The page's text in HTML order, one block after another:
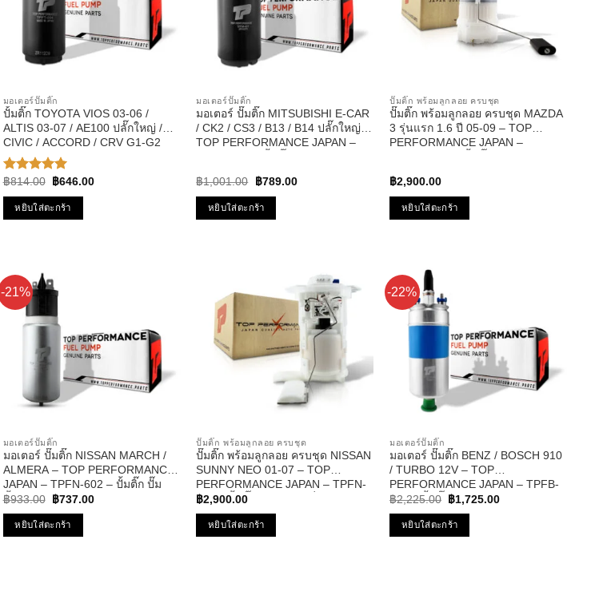
มอเตอร์ปั๊มติ๊ก
ปั้มติ๊ก TOYOTA VIOS 03-06 /
ALTIS 03-07 / AE100 ปลั๊กใหญ่ /
CIVIC / ACCORD / CRV G1-G2
รหัส TPFT-004 – TOP
PERFPRMANCE JAPAN
ให้คะแนน
5.00ตั้งแต่
1-5
คะแนน
฿814.00 Original
was:
฿814.00.
฿646.00Current
หยิบใส่ตะกร้า
มอเตอร์ปั๊มติ๊ก
มอเตอร์ ปั๊มติ๊ก MITSUBISHI E-CAR
/ CK2 / CS3 / B13 / B14 ปลั๊กใหญ่ –
TOP PERFORMANCE JAPAN –
฿1,001.00
Original
was:
฿1,001.00.
฿789.00Current
หยิบใส่ตะกร้า
ปั๊มติ๊ก พร้อมลูกลอย ครบชุด
ปั๊มติ๊ก พร้อมลูกลอย ครบชุด MAZDA
3 รุ่นแรก 1.6 ปี 05-09 – TOP
PERFORMANCE JAPAN –
฿2,900.00
หยิบใส่ตะกร้า
-21%
มอเตอร์ปั๊มติ๊ก
มอเตอร์ ปั๊มติ๊ก NISSAN MARCH /
ALMERA – TOP PERFORMANCE
JAPAN – TPFN-602 – ปั้มติ๊ก ปั๊ม
น้ำมัน นิสสัน มาร์ช อัลเมร่า
฿933.00 Original
was:
฿933.00.
฿737.00Current
หยิบใส่ตะกร้า
ปั๊มติ๊ก พร้อมลูกลอย ครบชุด
ปั๊มติ๊ก พร้อมลูกลอย ครบชุด NISSAN
SUNNY NEO 01-07 – TOP
PERFORMANCE JAPAN – TPFN-
965 – ปั้มติ๊ก นิสสัน ซันนี่ นีโอ
฿2,900.00
หยิบใส่ตะกร้า
-22%
มอเตอร์ปั๊มติ๊ก
มอเตอร์ ปั๊มติ๊ก BENZ / BOSCH 910
/ TURBO 12V – TOP
PERFORMANCE JAPAN – TPFB-
302 – ปั้มติ๊ก ในถัง เบนซ์ บอส นอก
ถัง
฿2,225.00 Original
was:
฿2,225.00.
฿1,725.00Current
หยิบใส่ตะกร้า